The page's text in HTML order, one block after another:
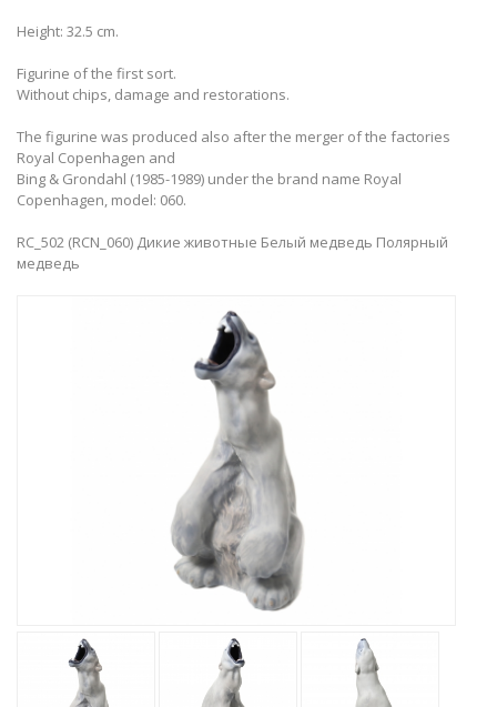
Height: 32.5 cm.
Figurine of the first sort.
Without chips, damage and restorations.
The figurine was produced also after the merger of the factories
Royal Copenhagen and
Bing & Grondahl (1985-1989) under the brand name Royal
Copenhagen, model: 060.
RC_502 (RCN_060) Дикие животные Белый медведь Полярный
медведь